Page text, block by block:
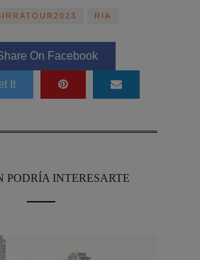
RIA
On Facebook
It
PODRÍA INTERESARTE